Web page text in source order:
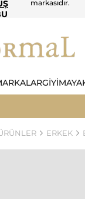
markasıdır.
GİYİM
ERKEK